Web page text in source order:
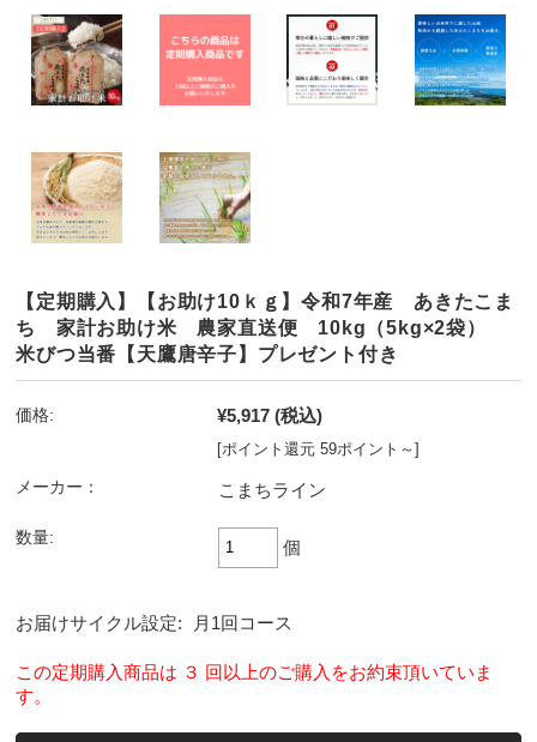
【定期購入】【お助け10ｋｇ】令和7年産 あきたこま
ち 家計お助け米 農家直送便 10kg（5kg×2袋）
米びつ当番【天鷹唐辛子】プレゼント付き
価格: ¥5,917 (税込)
[ポイント還元 59ポイント～]
メーカー： こまちライン
数量: 個
お届けサイクル設定: 月1回コース
この定期購入商品は ３ 回以上のご購入をお約束頂いていま
す。